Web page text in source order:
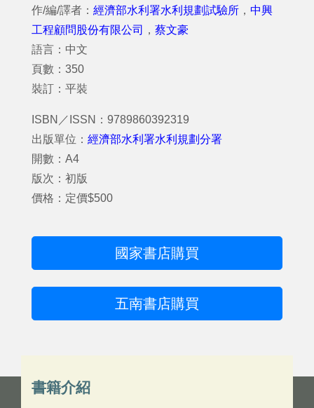
作/編/譯者： 經濟部水利署水利規劃試驗所 ， 中興
工程顧問股份有限公司
， 蔡文豪
語言：中文
頁數：350
裝訂：平裝
ISBN／ISSN：9789860392319
出版單位： 經濟部水利署水利規劃分署
開數：A4
版次：初版
價格：定價$500
國家書店購買
五南書店購買
書籍介紹